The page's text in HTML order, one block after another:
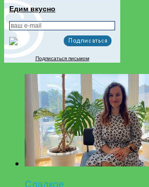
Едим вкусно
Подписаться письмом
Сладкое